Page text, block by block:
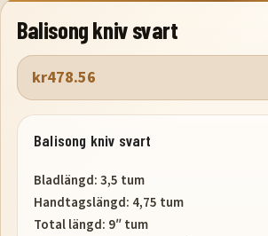
Balisong kniv svart
kr478.56
Balisong kniv svart
Bladlängd: 3,5 tum
Handtagslängd: 4,75 tum
Total längd: 9″ tum